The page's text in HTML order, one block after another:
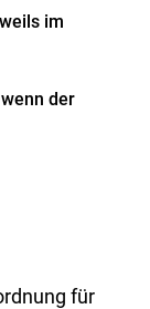
im
der
für